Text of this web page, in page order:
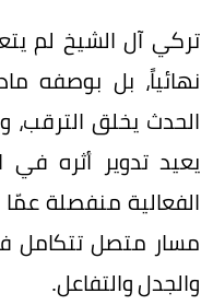
تركي آل الشيخ لم
نهائياً، بل بوصفه
الحدث يخلق الترقب،
يعيد تدوير أثره في
الفعالية منفصلة
مسار متصل تتكامل
والجدل والتفاعل.